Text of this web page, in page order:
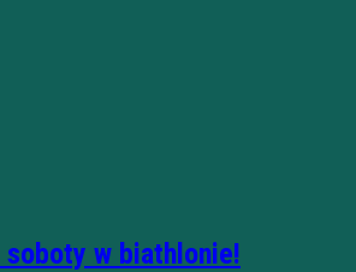
soboty w biathlonie!